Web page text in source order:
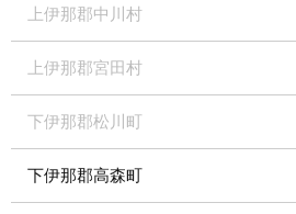
上伊那郡中川村
上伊那郡宮田村
下伊那郡松川町
下伊那郡高森町